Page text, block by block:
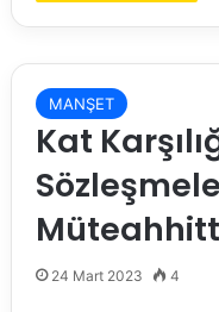
MANŞET
Kat
24 Mart 2023 4